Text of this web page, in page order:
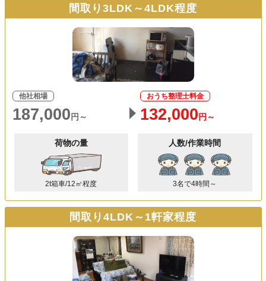
間取り3LDK～4LDK程度
他社相場
187,000 円～
おうち整理士料金
132,000 円～
荷物の量
2t箱車/12㎥程度
人数/作業時間
3名で4時間～
間取り4LDK～1軒家程度